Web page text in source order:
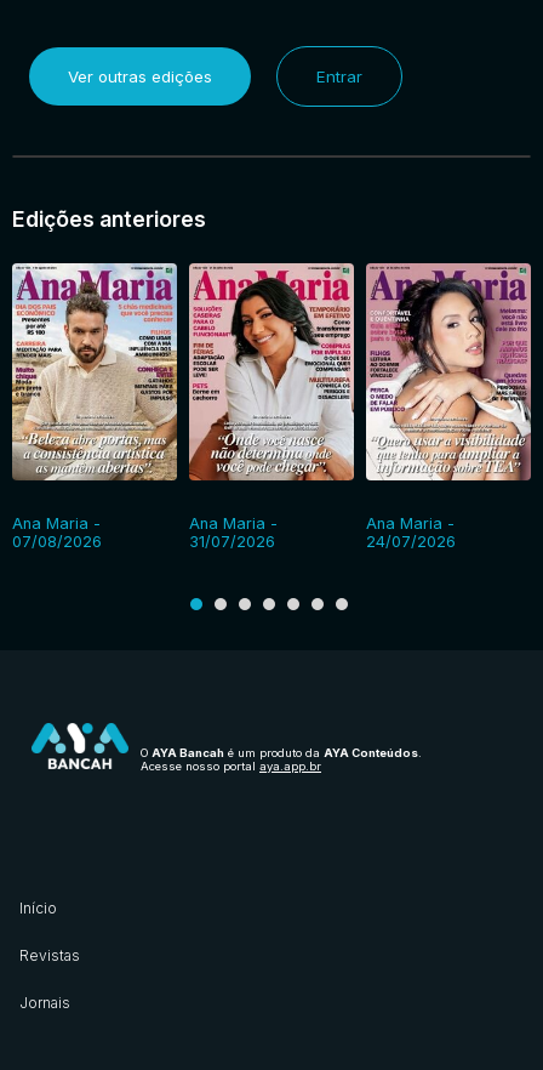
Ver outras edições Entrar
Edições anteriores
Ana Maria -
07/08/2026
Ana Maria -
31/07/2026
Ana Maria -
24/07/2026
O AYA Bancah é um produto da AYA Conteúdos
Acesse nosso portal aya.app.br
Início
Revistas
Jornais